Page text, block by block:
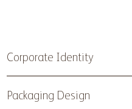
Corporate Identity
Packaging Design